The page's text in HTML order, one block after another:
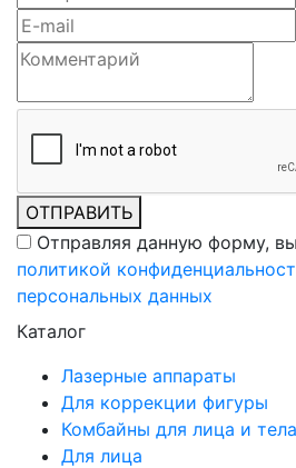
ОТПРАВИТЬ
Отправляя данную форму,
политикой
персональных данных
Каталог
Лазерные аппараты
Для коррекции фигуры
Комбайны для лица и тела
Для лица